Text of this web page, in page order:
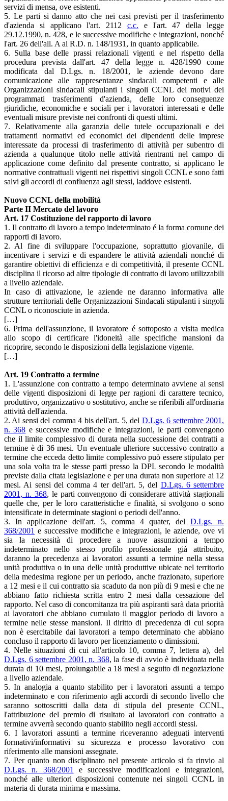
servizi di mensa, ove esistenti.
5. Le parti si danno atto che nei casi previsti per il trasferimento
d'azienda si applicano l'art. 2112 c.c. e l'art. 47 della legge
29.12.1990, n. 428, e le successive modifiche e integrazioni, nonché
l'art. 26 dell'all. A al R.D. n. 148/1931, in quanto applicabile.
6. Sulla base delle prassi relazionali vigenti e nel rispetto della
procedura prevista dall'art. 47 della legge n. 428/1990 come
modificata dal D.Lgs. n. 18/2001, le aziende devono dare
comunicazione alle rappresentanze sindacali competenti e alle
Organizzazioni sindacali stipulanti i singoli CCNL dei motivi dei
programmati trasferimenti d'azienda, delle loro conseguenze
giuridiche, economiche e sociali per i lavoratori interessati e delle
eventuali misure previste nei confronti di questi ultimi.
7. Relativamente alla garanzia delle tutele occupazionali e dei
trattamenti normativi ed economici dei dipendenti delle imprese
interessate da processi di trasferimento di attività per subentro di
azienda a qualunque titolo nelle attività rientranti nel campo di
applicazione come definito dal presente contratto, si applicano le
normative contrattuali vigenti nei rispettivi singoli CCNL e sono fatti
salvi gli accordi di confluenza agli stessi, laddove esistenti.
Nuovo CCNL della mobilità
Parte II Mercato del lavoro
Art. 17 Costituzione del rapporto di lavoro
1. Il contratto di lavoro a tempo indeterminato é la forma comune dei
rapporti di lavoro.
2. Al fine di sviluppare l'occupazione, soprattutto giovanile, di
incentivare i servizi e di espandere le attività aziendali nonché di
garantire obiettivi di efficienza e di competitività, il presente CCNL
disciplina il ricorso ad altre tipologie di contratto di lavoro utilizzabili
a livello aziendale.
In caso di attivazione, le aziende ne daranno informativa alle
strutture territoriali delle Organizzazioni Sindacali stipulanti i singoli
CCNL o riconosciute in azienda.
[…]
6. Prima dell'assunzione, il lavoratore é sottoposto a visita medica
allo scopo di certificare l'idoneità alle specifiche mansioni da
ricoprire, secondo le disposizioni della legislazione vigente.
[…]
Art. 19 Contratto a termine
1. L'assunzione con contratto a tempo determinato avviene ai sensi
delle vigenti disposizioni di legge per ragioni di carattere tecnico,
produttivo, organizzativo o sostitutivo, anche se riferibili all'ordinaria
attività dell'azienda.
2. Ai sensi del comma 4 bis dell'art. 5, del D.Lgs. 6 settembre 2001,
n. 368 e successive modifiche e integrazioni, le parti convengono
che il limite complessivo di durata nella successione dei contratti a
termine è di 36 mesi. Un eventuale ulteriore successivo contratto a
termine che ecceda detto limite complessivo può essere stipulato per
una sola volta tra le stesse parti presso la DPL secondo le modalità
previste dalla citata legislazione e per una durata non superiore ai 12
mesi. Ai sensi del comma 4 ter dell'art. 5, del D.Lgs. 6 settembre
2001, n. 368, le parti convengono di considerare attività stagionali
quelle che, per le loro caratteristiche e finalità, si svolgono o sono
intensificate in determinate stagioni o periodi dell'anno.
3. In applicazione dell'art. 5, comma 4 quater, delD.Lgs. n.
368/2001 e successive modifiche e integrazioni, le aziende, ove vi
sia la necessità di procedere a nuove assunzioni a tempo
indeterminato nello stesso profilo professionale già attribuito,
daranno la precedenza ai lavoratori assunti a termine nella stessa
unità produttiva o in una delle unità produttive ubicate nel territorio
della medesima regione per un periodo, anche frazionato, superiore
a 12 mesi e il cui contratto sia scaduto da non più di 9 mesi e che ne
abbiano fatto richiesta scritta entro 2 mesi dalla cessazione del
rapporto. Nel caso di concomitanza tra più aspiranti sarà data priorità
ai lavoratori che abbiano cumulato il maggior periodo di lavoro a
termine nelle stesse mansioni. Il diritto di precedenza di cui sopra
non è esercitabile dai lavoratori a tempo determinato che abbiano
concluso il rapporto di lavoro per licenziamento o dimissioni.
4. Nelle situazioni di cui all'articolo 10, comma 7, lettera a), del
D.Lgs. 6 settembre 2001, n. 368, la fase di avvio è individuata nella
durata di 10 mesi, prolungabile a 18 mesi a seguito di negoziazione
a livello aziendale.
5. In analogia a quanto stabilito per i lavoratori assunti a tempo
indeterminato e con riferimento agli accordi di secondo livello che
saranno sottoscritti dalla data di stipula del presente CCNL,
l'attribuzione del premio di risultato ai lavoratori con contratto a
termine avverrà secondo quanto stabilito negli accordi stessi.
6. I lavoratori assunti a termine riceveranno adeguati interventi
formativi/informativi su sicurezza e processo lavorativo con
riferimento alle mansioni assegnate.
7. Per quanto non disciplinato nel presente articolo si fa rinvio al
D.Lgs. n. 368/2001
e successive modificazioni e integrazioni,
nonché alle ulteriori disposizioni contenute nei singoli CCNL in
materia di durata minima e massima.